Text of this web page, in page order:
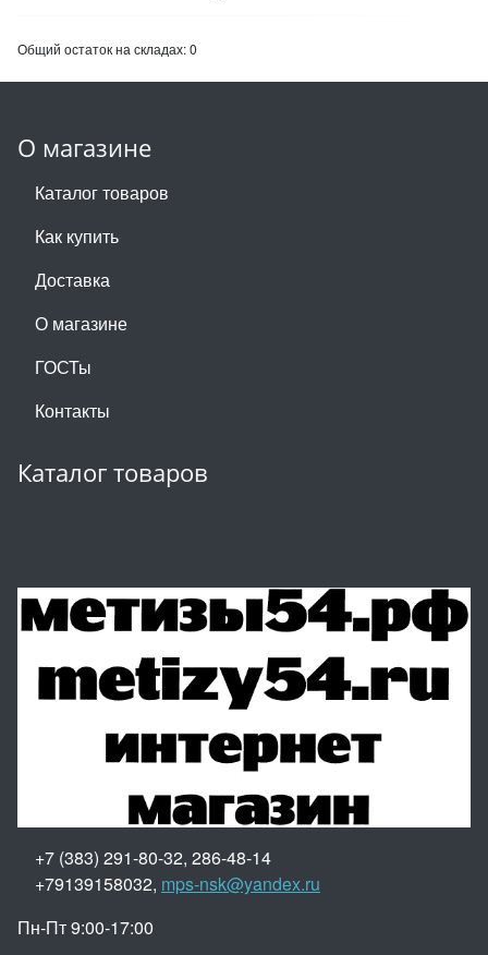
Общий остаток на складах:0
О магазине
Каталог товаров
Как купить
Доставка
О магазине
ГОСТы
Контакты
Каталог товаров
+7 (383) 291-80-32, 286-48-14
+79139158032, mps-nsk@yandex.ru
Пн-Пт 9:00-17:00